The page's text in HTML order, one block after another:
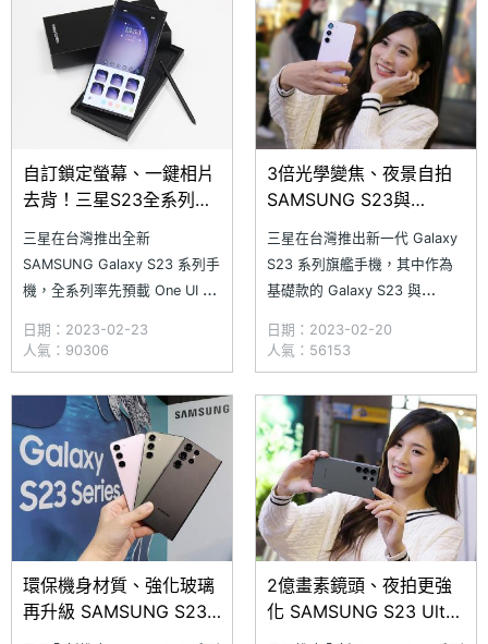
鍵合併的「側鍵」。至於三星手
機提供的側鍵又該如何自定義
APP 快捷啟用？小編今天將
Galaxy S23 128GB 版本是採
自訂鎖定螢幕、一鍵相片
去背！三星S23全系列重
點功能體驗
三星在台灣推出全新
SAMSUNG Galaxy S23 系列手
機，全系列率先預載 One UI 5.1
統），不僅開放個人化鎖定頁
面，也首度加入一鍵相片去背，
能讓美編作業更加便利；同時延
續採用「暫停 USB Power
Delivery」，可減少手機一邊遊
日期：2023-02-23
人氣：90306
3倍光學變焦、夜景自拍
SAMSUNG S23與
S23+相機測試
三星在台灣推出新一代 Galaxy
S23 系列旗艦手機，其中作為
基礎款的 Galaxy S23 與
萬畫素三鏡頭，支援 3 倍光學
變焦（最高 30 倍數位變焦）、
Expert RAW 的天文攝影功能；
前相機則升級至 1,200 萬畫素
鏡頭，並且新增 D
日期：2023-02-20
人氣：56153
環保機身材質、強化玻璃
再升級 SAMSUNG S23
2億畫素鏡頭、夜拍更強
化 SAMSUNG S23 Ultra